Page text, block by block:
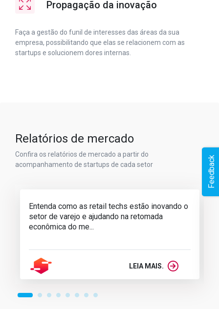
Propagação da inovação
Faça a gestão do funil de interesses das áreas da sua
empresa, possibilitando que elas se relacionem com as
startups e solucionem dores internas.
Relatórios de mercado
Confira os relatórios de mercado a partir do
acompanhamento de startups de cada setor
Entenda como as retail techs estão inovando o
setor de varejo e ajudando na retomada
econômica do me...
LEIA MAIS.
Feedback